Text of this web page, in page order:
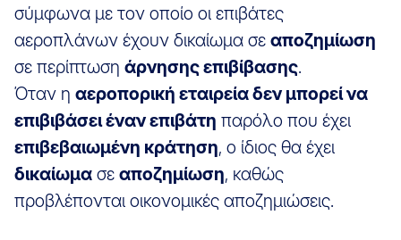
σύμφωνα με τον οποίο οι επιβάτες
αεροπλάνων έχουν δικαίωμα σε αποζημίωση
σε περίπτωση άρνησης επιβίβασης.
Όταν η αεροπορική εταιρεία δεν μπορεί να
επιβιβάσει έναν επιβάτη παρόλο που έχει
επιβεβαιωμένη κράτηση, ο ίδιος θα έχει
δικαίωμα σε αποζημίωση, καθώς
προβλέπονται οικονομικές αποζημιώσεις.